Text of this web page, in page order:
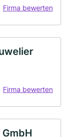
Firma bewerten
Firma bewerten